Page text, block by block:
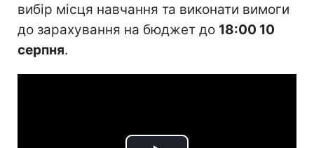
вибір місця навчання та виконати вимоги
до зарахування на бюджет до 18:00 10
серпня.